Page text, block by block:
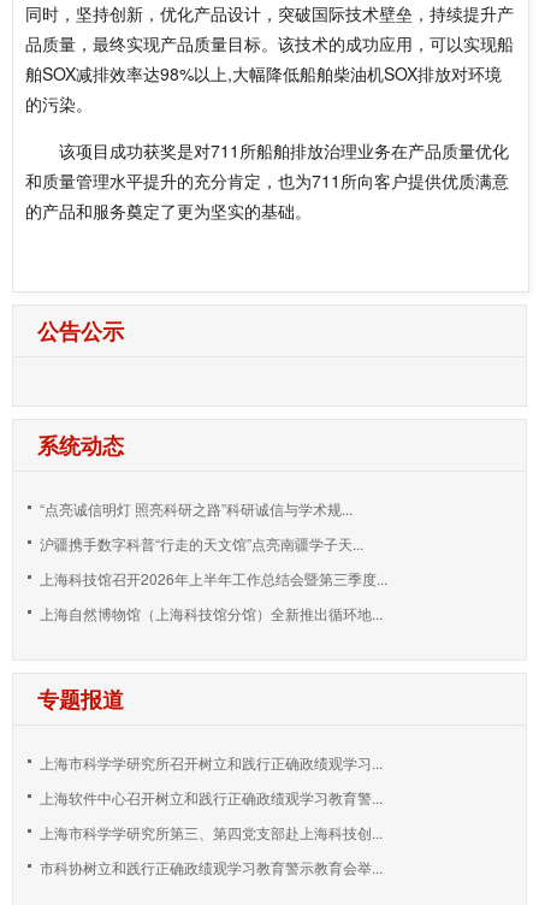
同时，坚持创新，优化产品设计，突破国际技术壁垒，持续提升产
品质量，最终实现产品质量目标。该技术的成功应用，可以实现船
舶SOX减排效率达98%以上,大幅降低船舶柴油机SOX排放对环境
的污染。
该项目成功获奖是对711所船舶排放治理业务在产品质量优化
和质量管理水平提升的充分肯定，也为711所向客户提供优质满意
的产品和服务奠定了更为坚实的基础。
公告公示
系统动态
“点亮诚信明灯 照亮科研之路”科研诚信与学术规...
沪疆携手数字科普“行走的天文馆”点亮南疆学子天...
上海科技馆召开2026年上半年工作总结会暨第三季度...
上海自然博物馆（上海科技馆分馆）全新推出循环地...
专题报道
上海市科学学研究所召开树立和践行正确政绩观学习...
上海软件中心召开树立和践行正确政绩观学习教育警...
上海市科学学研究所第三、第四党支部赴上海科技创...
市科协树立和践行正确政绩观学习教育警示教育会举...